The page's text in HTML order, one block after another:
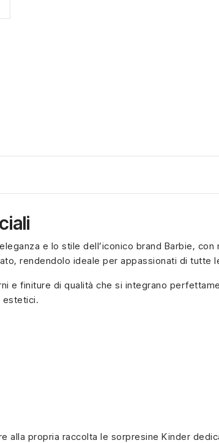
e lo stile dell’iconico brand Barbie,
rendendolo ideale per appassionati di tutte
e finiture di qualità che si integrano
estetici.
alla propria raccolta le sorpresine Kinder